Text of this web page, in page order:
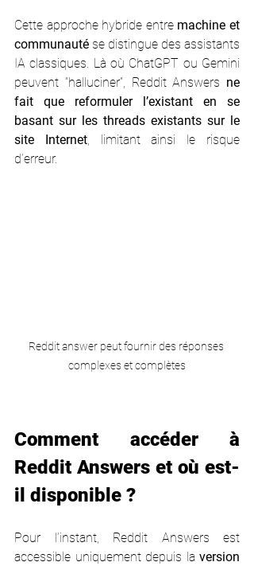
Cette approche hybride entre machine et
communauté se distingue des assistants
IA classiques. Là où ChatGPT ou Gemini
peuvent “halluciner”, Reddit Answers ne
fait que reformuler l’existant en se
basant sur les threads existants sur le
site Internet, limitant ainsi le risque
d’erreur.
Reddit answer peut fournir des réponses
complexes et complètes
Comment accéder à
Reddit Answers et où est-
il disponible ?
Pour l’instant, Reddit Answers est
accessible uniquement depuis la version